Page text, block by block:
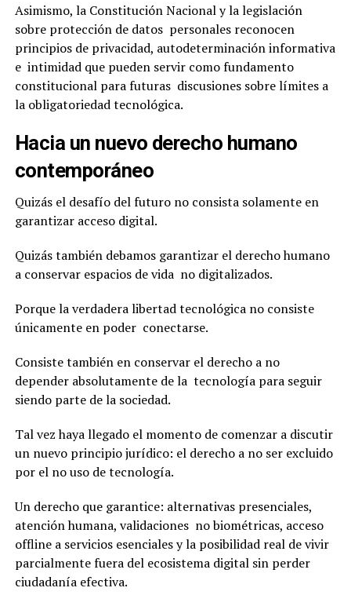
Asimismo, la Constitución Nacional y la legislación
sobre protección de datos personales reconocen
principios de privacidad, autodeterminación informativa
e intimidad que pueden servir como fundamento
constitucional para futuras discusiones sobre límites a
la obligatoriedad tecnológica.
Hacia un nuevo derecho humano
contemporáneo
Quizás el desafío del futuro no consista solamente en
garantizar acceso digital.
Quizás también debamos garantizar el derecho humano
a conservar espacios de vida no digitalizados.
Porque la verdadera libertad tecnológica no consiste
únicamente en poder conectarse.
Consiste también en conservar el derecho a no
depender absolutamente de la tecnología para seguir
siendo parte de la sociedad.
Tal vez haya llegado el momento de comenzar a discutir
un nuevo principio jurídico: el derecho a no ser excluido
por el no uso de tecnología.
Un derecho que garantice: alternativas presenciales,
atención humana, validaciones no biométricas, acceso
offline a servicios esenciales y la posibilidad real de vivir
parcialmente fuera del ecosistema digital sin perder
ciudadanía efectiva.